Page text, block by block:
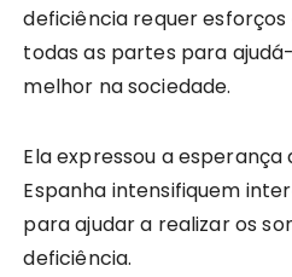
deficiência requer
todas as partes para
melhor na sociedade.
Ela expressou a esperança
Espanha intensifiquem
para ajudar a realizar os
deficiência.